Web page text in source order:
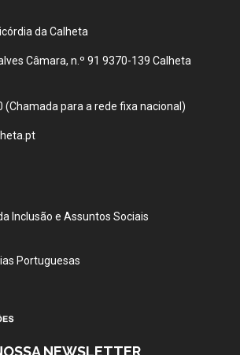
da Calheta
Câmara, n.º 91 9370-139 Calheta
(Chamada para a rede fixa nacional)
Inclusão e Assuntos Sociais
Portuguesas
NEWSLETTER